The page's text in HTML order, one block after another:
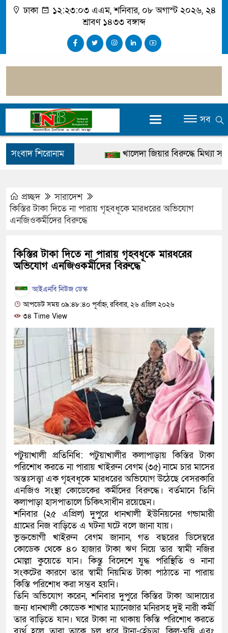
ঢাকা ১২:২৩:০৪ এএম, শনিবার, ০৮ অগাস্ট ২০২৬, ২৪
শ্রাবণ ১৪৩৩ বঙ্গাব্দ
সব
সংবাদ শিরোনাম
খালেদা জিয়ার বিরুদ্ধে মিথ্যা
দেশটা আমাদের সবার, পরিবেশও
১৫ মাস পর দেশে ফিরছেন ইলিয়াস
স্বরাষ্ট্রমন্ত্রী
গাজীপুরে সাতজনকে হত্যার ঘটনায়
হারুনসহ ১০ জন
ঢাকার চারপাশে সচল হবে নৌপথ,
রাজধানীর দুই মেট্রো স্টেশনে ‘বোমা
আদালতকে বলতে চাইলাম ফাঁসি
লতিফ সিদ্দিকী
নতুন মামলায় গ্রেফতার দেখানো
কলিমউল্লাহকে (ভিডিও)
প্রচ্ছদ
সারাদেশ
কিস্তির টাকা দিতে না পারায় গৃহবধূকে মারধরের অভিযোগ
এনজিওকর্মীদের বিরুদ্ধে
কিস্তির টাকা দিতে না পারায় গৃহবধূকে মারধরের
অভিযোগ এনজিওকর্মীদের বিরুদ্ধে
আইএনবি নিউজ ডেস্ক
আপডেট সময় ০৯:৪৮:৪০ পূর্বাহ্ন, রবিবার, ২৬ এপ্রিল ২০২৬
৩৪ Time View
পটুয়াখালী প্রতিনিধি: পটুয়াখালীর কলাপাড়ায় কিস্তির টাকা
পরিশোধ করতে না পারায় খাইরুন বেগম (৩৫) নামে চার মাসের
অন্তঃসত্ত্বা এক গৃহবধূকে মারধরের অভিযোগ উঠেছে বেসরকারি
এনজিও সংস্থা কোডেকের কর্মীদের বিরুদ্ধে। বর্তমানে তিনি
কলাপাড়া হাসপাতালে চিকিৎসাধীন রয়েছেন।
শনিবার (২৫ এপ্রিল) দুপুরে ধানখালী ইউনিয়নের গন্ডামারী
গ্রামের নিজ বাড়িতে এ ঘটনা ঘটে বলে জানা যায়।
ভুক্তভোগী খাইরুন বেগম জানান, গত বছরের ডিসেম্বরে
কোডেক থেকে ৪০ হাজার টাকা ঋণ নিয়ে তার স্বামী নজির
মোল্লা কুয়েতে যান। কিন্তু বিদেশে যুদ্ধ পরিস্থিতি ও নানা
সংকটের কারণে তার স্বামী নিয়মিত টাকা পাঠাতে না পারায়
কিস্তি পরিশোধ করা সম্ভব হয়নি।
তিনি অভিযোগ করেন, শনিবার দুপুরে কিস্তির টাকা আদায়ের
জন্য ধানখালী কোডেক শাখার ম্যানেজার মনিরসহ দুই নারী কর্মী
তার বাড়িতে যান। ঘরে টাকা না থাকায় কিস্তি পরিশোধ করতে